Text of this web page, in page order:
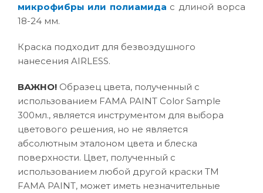
микрофибры или полиамида с длиной ворса
18-24 мм.
Краска подходит для безвоздушного
нанесения AIRLESS.
ВАЖНО! Образец цвета, полученный с
использованием FAMA PAINT Color Sample
300мл., является инструментом для выбора
цветового решения, но не является
абсолютным эталоном цвета и блеска
поверхности. Цвет, полученный с
использованием любой другой краски ТМ
FAMA PAINT, может иметь незначительные